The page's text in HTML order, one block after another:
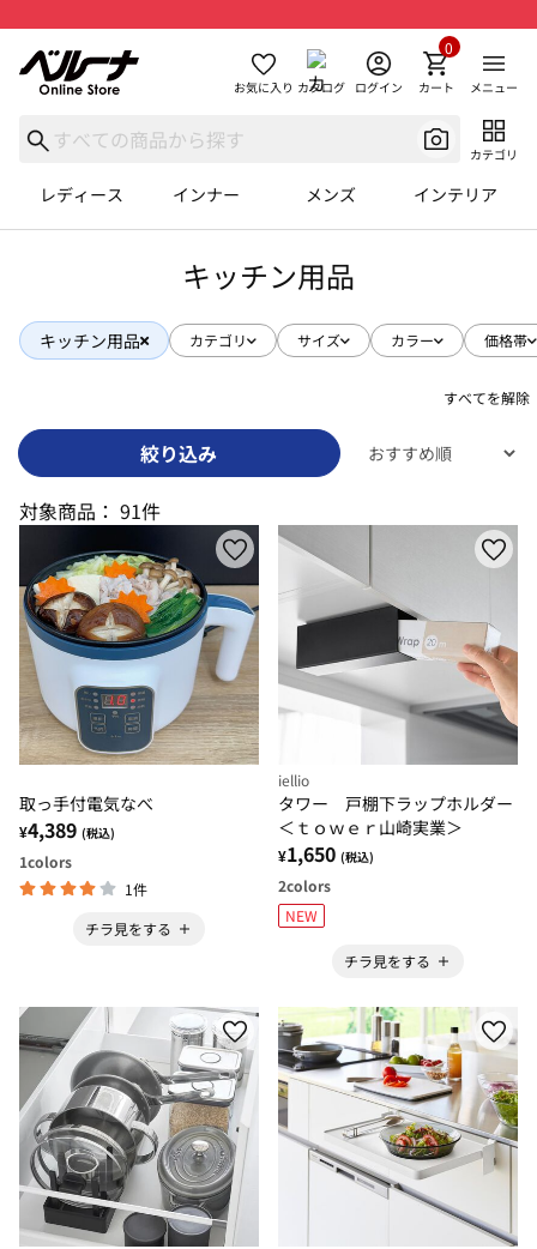
お気に入り カタログ ログイン カート
0
メニュー
カテゴリ
レディース インナー メンズ インテリア
キッチン用品
キッチン用品 カテゴリ サイズ カラー 価格帯
すべてを解除
絞り込み
対象商品： 91件
取っ手付電気なべ
¥4,389 (税込)
1colors
1件
チラ見をする
iellio
タワー 戸棚下ラップホルダー
＜ｔｏｗｅｒ山崎実業＞
¥1,650 (税込)
2colors
NEW
チラ見をする